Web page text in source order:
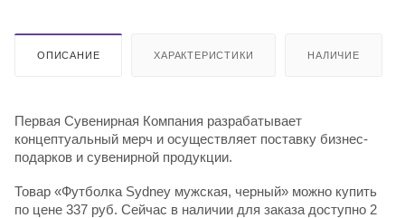
ОПИСАНИЕ ХАРАКТЕРИСТИКИ НАЛИЧИЕ
Первая Сувенирная Компания разрабатывает
концептуальный мерч и осуществляет поставку бизнес-
подарков и сувенирной продукции.
Товар «Футболка Sydney мужская, черный» можно купить
по цене 337 руб. Сейчас в наличии для заказа доступно 2